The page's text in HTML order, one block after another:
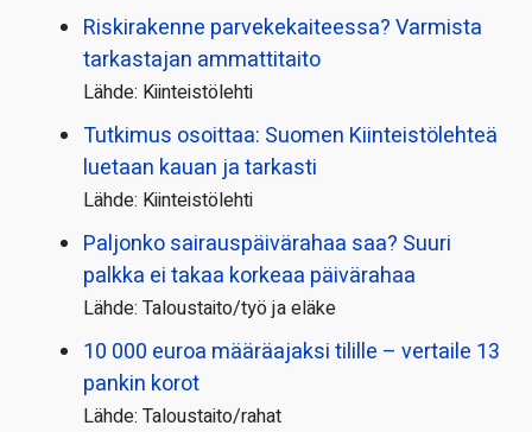
Riskirakenne parvekekaiteessa? Varmista
tarkastajan ammattitaito
Lähde: Kiinteistölehti
Tutkimus osoittaa: Suomen Kiinteistölehteä
luetaan kauan ja tarkasti
Lähde: Kiinteistölehti
Paljonko sairauspäivä­rahaa saa? Suuri
palkka ei takaa korkeaa päivärahaa
Lähde: Taloustaito/työ ja eläke
10 000 euroa määräajaksi tilille – vertaile 13
pankin korot
Lähde: Taloustaito/rahat